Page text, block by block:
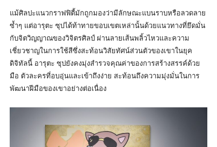
แม้ศิลปะแนวกราฟฟิตี้มักถูกมองว่ามีลักษณะแบนราบหรือลวดลาย
ซ้ำๆ แต่อารุตะ ซุปได้ท้าทายขอบเขตเหล่านั้นด้วยแนวทางที่ยึดมั่น
กับจิตวิญญาณของวิจิตรศิลป์ ผ่านลายเส้นพลิ้วไหวและความ
เชี่ยวชาญในการใช้สีซึ่งสะท้อนวิสัยทัศน์ส่วนตัวของเขาในยุค
ดิจิทัลนี้ อารุตะ ซุปยังคงมุ่งสำรวจคุณค่าของการสร้างสรรค์ด้วย
มือ ตัวละครที่อบอุ่นและเข้าถึงง่าย สะท้อนถึงความมุ่งมั่นในการ
พัฒนาฝีมือของเขาอย่างต่อเนื่อง